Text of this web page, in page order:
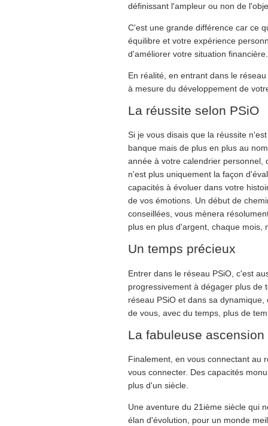
définissant l'ampleur ou non de
C'est une grande différence car ce
équilibre et votre expérience
d'améliorer votre situation
En réalité, en entrant dans le
à mesure du développement de
La réussite selon PSiO
Si je vous disais que la réussite
banque mais de plus en plus au
année à votre calendrier personnel,
n'est plus uniquement la façon
capacités à évoluer dans votre
de vos émotions. Un début de
conseillées, vous mènera
plus en plus d'argent, chaque mois,
Un temps précieux
Entrer dans le réseau PSiO, c'est
progressivement à dégager plus de
réseau PSiO et dans sa
de vous, avec du temps, plus de
La fabuleuse ascension
Finalement, en vous connectant au
vous connecter. Des capacités
plus d'un siècle.
Une aventure du 21ième siècle qui
élan d'évolution, pour un monde